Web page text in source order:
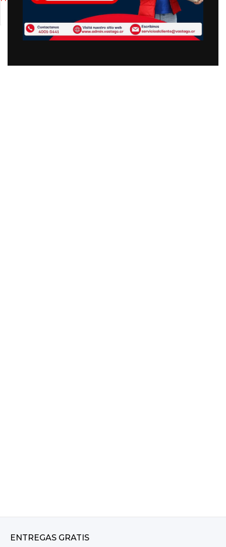
inferior antideslizante, cama para
mascotas, azul marino
ENTREGAS GRATIS